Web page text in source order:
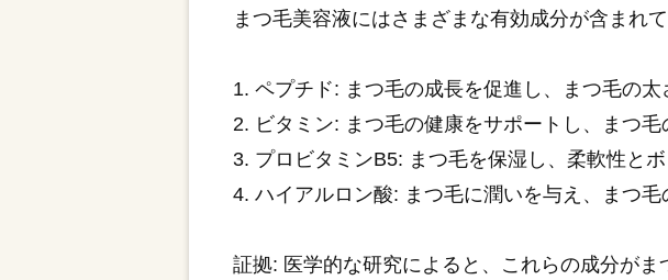
まつ毛美容液にはさまざまな有効成分が含まれ
1. ペプチド: まつ毛の成長を促進し、まつ毛の太
2. ビタミン: まつ毛の健康をサポートし、まつ毛
3. プロビタミンB5: まつ毛を保湿し、柔軟性とボ
4. ハイアルロン酸: まつ毛に潤いを与え、まつ毛
証拠: 医学的な研究によると、これらの成分が